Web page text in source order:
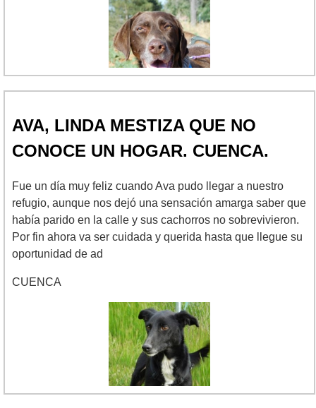
AVA, LINDA MESTIZA QUE NO
CONOCE UN HOGAR. CUENCA.
Fue un día muy feliz cuando Ava pudo llegar a nuestro
refugio, aunque nos dejó una sensación amarga saber que
había parido en la calle y sus cachorros no sobrevivieron.
Por fin ahora va ser cuidada y querida hasta que llegue su
oportunidad de ad
CUENCA